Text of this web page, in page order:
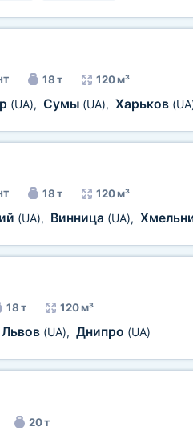
18 т 120 м³
(UA), Сумы (UA), Харьков
18 т 120 м³
(UA), Винница (UA),
18 т 120 м³
Львов (UA), Днипро (UA)
20 т